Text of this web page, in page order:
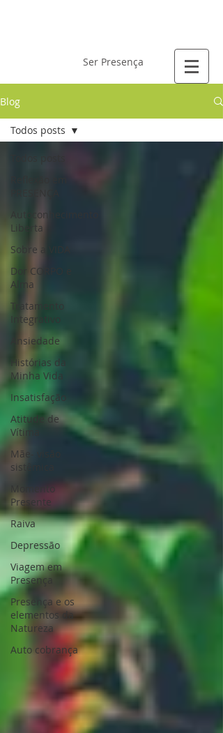
Ser Presença
Blog
Autoconhecimento
Liberta
Sobre a VIDA
Dor CORPO e
Alma
Tratamento
Integrativo
Ansiedade
Histórias da
Minha Vida
Insatisfação
Atitude de
Vítima
Mãe- visão
sistêmica
Momento
Presente
Raiva
Depressão
Viagem em
Presença
Presença e os
elementos da
Natureza
Auto cobrança
Todos posts